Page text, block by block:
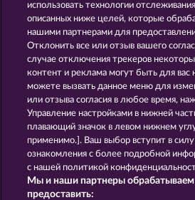
О компании
Facebook
Отправить Запрос
Данный портал
для развлекательных
влияет на потенциальный
использовать технологии
описанных ниже целей, которые
нашими партнерами для
Отклонить все или отзыв вашего
случае отключения трекеров
контент и реклама могут быть для
можете вызвать данное меню для
или отзыва согласия в любое время,
Управление настройками в нижней
плавающий значок в левом нижнем
применимо.]. Ваш выбор вступит в
ознакомления с более подробной
с нашей политикой
Мы и наши партнеры
предоставить: